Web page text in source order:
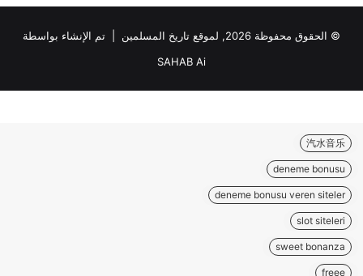
© الحقوق محفوظة 2026, لموقع تاريخ المسلمين | تم الإنشاء بواسطة
SAHAB Ai
汽水音乐
deneme bonusu
deneme bonusu veren siteler
slot siteleri
sweet bonanza
freee